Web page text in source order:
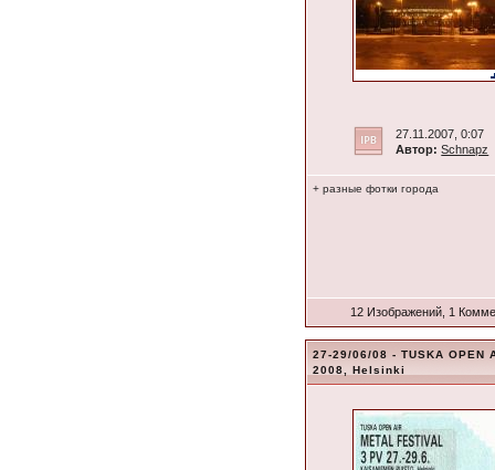
27.11.2007, 0:07
Автор: Schnapz
+ разные фотки города
12 Изображений, 1
27-29/06/08 - TUSKA OPEN
2008, Helsinki